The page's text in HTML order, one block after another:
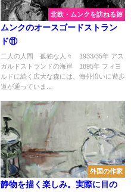
北欧・ムンクを訪ねる旅
ムンクのオースゴードストラン
ド⑪
二人の人間 孤独な人々 1933/35年 アス
ガルドストランドの海岸 1895年 フィヨ
ルドに続く広大な森には、海外沿いに遊歩
道が通っていま...
外国の作家
静物を描く楽しみ。実際に目の